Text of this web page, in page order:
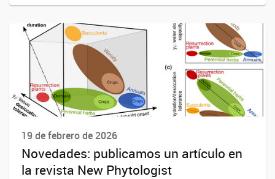
19 de febrero de 2026
Novedades: publicamos un artículo en
la revista New Phytologist